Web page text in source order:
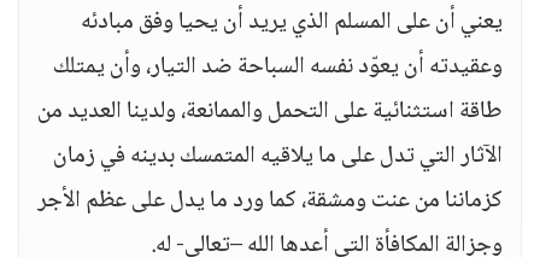
يعني أن على المسلم الذي يريد أن يحيا وفق مبادئه
وعقيدته أن يعوّد نفسه السباحة ضد التيار، وأن يمتلك
طاقة استثنائية على التحمل والممانعة، ولدينا العديد من
الآثار التي تدل على ما يلاقيه المتمسك بدينه في زمان
كزماننا من عنت ومشقة، كما ورد ما يدل على عظم الأجر
وجزالة المكافأة التي أعدها الله –تعالى- له.